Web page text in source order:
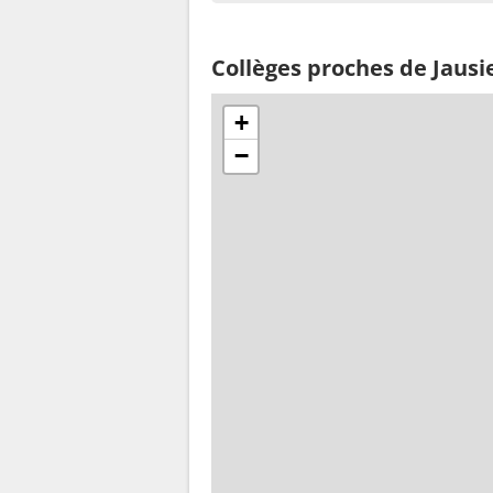
Collèges proches de
+
−